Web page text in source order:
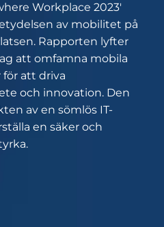
Workplace 2023'
av mobilitet på
Rapporten lyfter
att omfamna mobila
att driva
och innovation. Den
av en sömlös IT-
en säker och